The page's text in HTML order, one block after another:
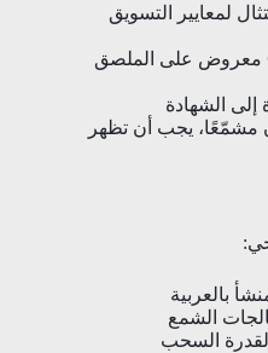
لمعايير التسويق
GGN معروض على الملصق
إلى الشهادة
مشمّعًا، يجب أن تظهر
بالعربية
الشمع
لقدرة السحب